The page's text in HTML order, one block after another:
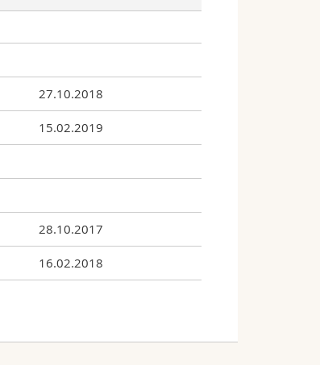
27.10.2018
15.02.2019
28.10.2017
16.02.2018